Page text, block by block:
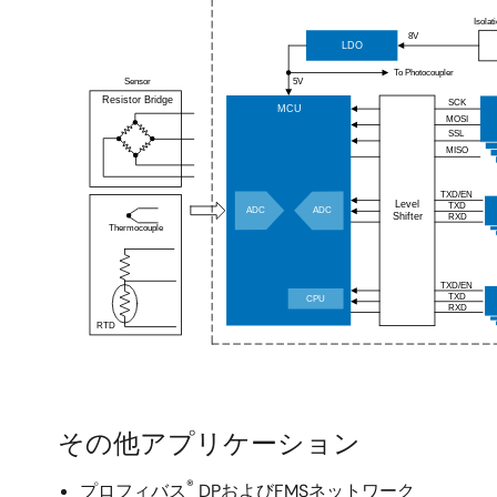
その他アプリケーション
プロフィバス® DPおよびFMSネットワーク